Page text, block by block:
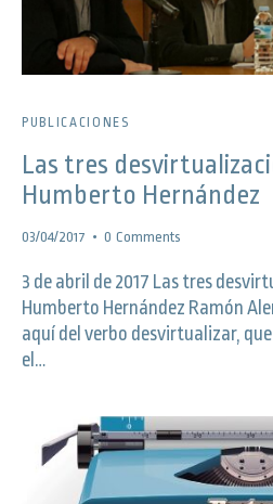
PUBLICACIONES
Las tres
Humberto Hernández
03/04/2017 0 Comments
3 de abril de 2017 Las tres
Humberto Hernández Ramón
aquí del verbo desvirtualizar,
el…